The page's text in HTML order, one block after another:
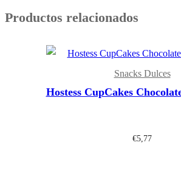
Productos relacionados
Snacks Dulces
Hostess CupCakes
€5,77